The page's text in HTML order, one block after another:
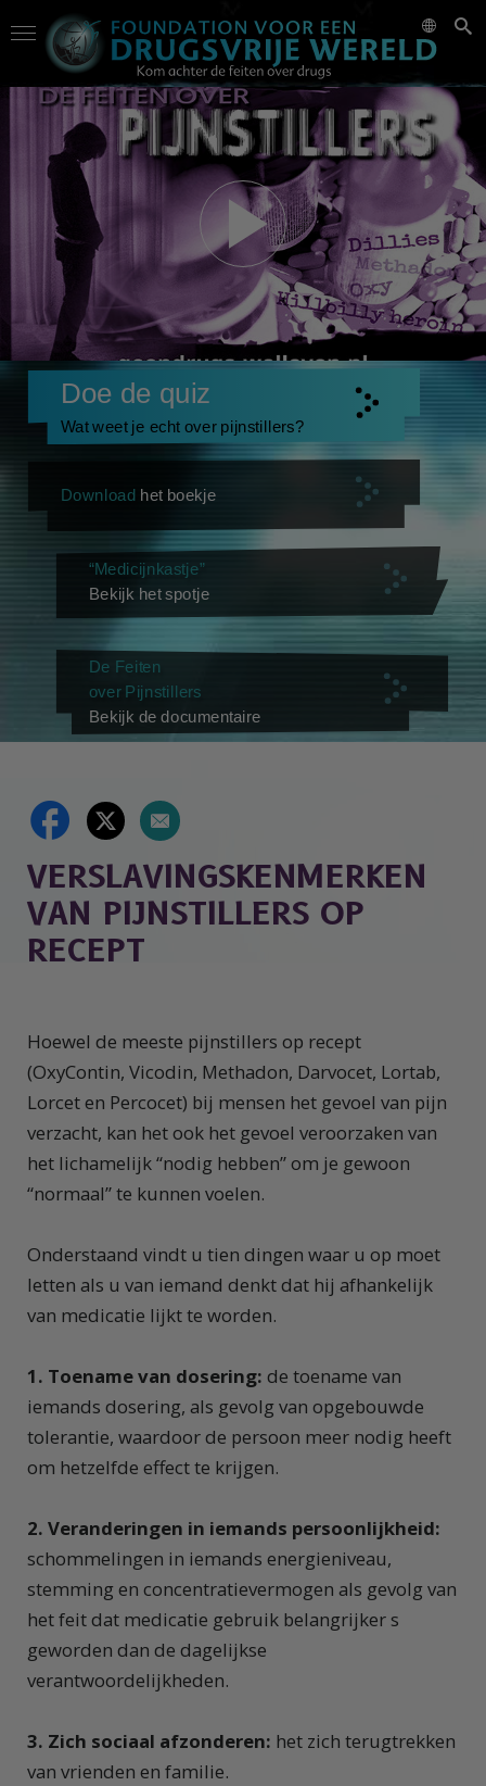
Doe de quiz
Wat weet je echt over pijnstillers?
Download het boekje
“Medicijnkastje”
Bekijk het spotje
De Feiten
over Pijnstillers
Bekijk de documentaire
VERSLAVINGSKENMERKEN
VAN PIJNSTILLERS OP
RECEPT
Hoewel de meeste pijnstillers op recept
(OxyContin, Vicodin, Methadon, Darvocet, Lortab,
Lorcet en Percocet) bij mensen het gevoel van pijn
verzacht, kan het ook het gevoel veroorzaken van
het lichamelijk “nodig hebben” om je gewoon
“normaal” te kunnen voelen.
Onderstaand vindt u tien dingen waar u op moet
letten als u van iemand denkt dat hij afhankelijk
van medicatie lijkt te worden.
1. Toename van dosering: de toename van
iemands dosering, als gevolg van opgebouwde
tolerantie, waardoor de persoon meer nodig heeft
om hetzelfde effect te krijgen.
2. Veranderingen in iemands persoonlijkheid:
schommelingen in iemands energieniveau,
stemming en concentratievermogen als gevolg van
het feit dat medicatie gebruik belangrijker s
geworden dan de dagelijkse
verantwoordelijkheden.
3. Zich sociaal afzonderen: het zich terugtrekken
van vrienden en familie.